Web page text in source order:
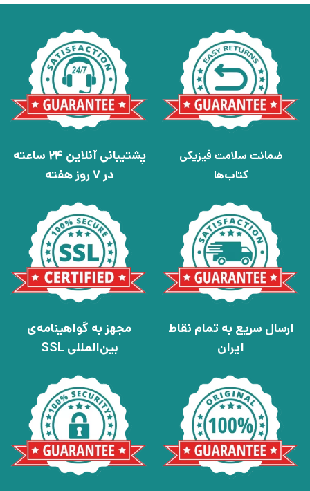
ضمانت سلامت فیزیکی
کتاب‌ها
پشتیبانی آنلاین 24 ساعته
در 7 روز هفته
ارسال سریع به تمام نقاط
ایران
مجهز به گواهینامه‌ی
بین‌المللی SSL